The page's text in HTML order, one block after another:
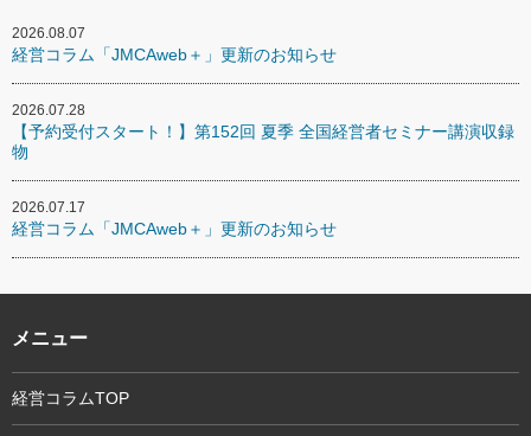
2026.08.07
経営コラム「JMCAweb＋」更新のお知らせ
2026.07.28
【予約受付スタート！】第152回 夏季 全国経営者セミナー講演収録
物
2026.07.17
経営コラム「JMCAweb＋」更新のお知らせ
メニュー
経営コラムTOP